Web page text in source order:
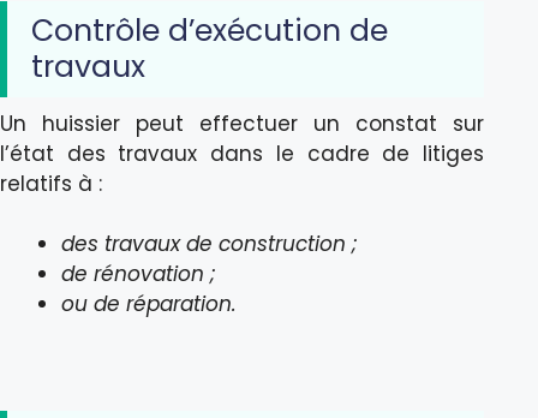
Contrôle d’exécution de
travaux
Un huissier peut effectuer un constat sur
l’état des travaux dans le cadre de litiges
relatifs à :
des travaux de construction ;
de rénovation ;
ou de réparation.